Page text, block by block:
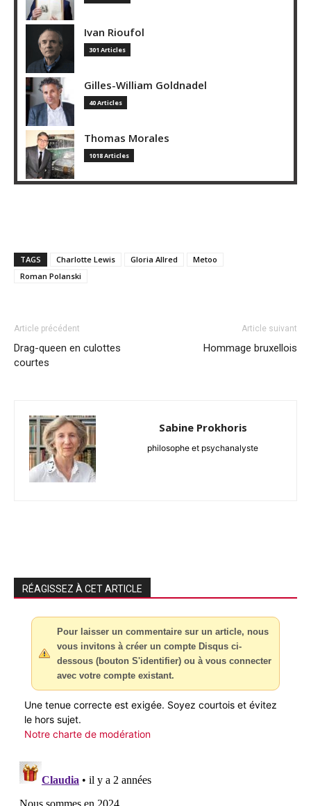
Ivan Rioufol
301 Articles
Gilles-William Goldnadel
40 Articles
Thomas Morales
1018 Articles
TAGS Charlotte Lewis Gloria Allred
Metoo
Roman Polanski
Article précédent
Drag-queen en culottes
courtes
Article suivant
Hommage bruxellois
Sabine Prokhoris
philosophe et psychanalyste
RÉAGISSEZ À CET ARTICLE
Pour laisser un commentaire sur un article, nous
vous invitons à créer un compte Disqus ci-
dessous (bouton S'identifier) ou à vous connecter
avec votre compte existant.
Une tenue correcte est exigée. Soyez courtois et évitez
le hors sujet.
Notre charte de modération